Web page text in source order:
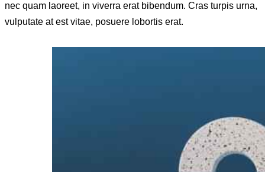
nec quam laoreet, in viverra erat bibendum. Cras turpis urna,
vulputate at est vitae, posuere lobortis erat.